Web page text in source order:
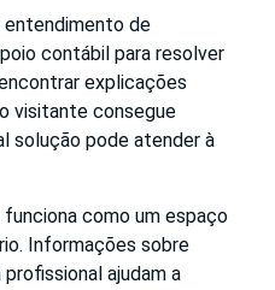
entendimento de
contábil para resolver
explicações
visitante consegue
solução pode atender à
como um espaço
Informações sobre
ajudam a